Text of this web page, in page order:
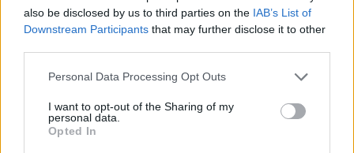
also be disclosed by us to third parties on the IAB’s List of
Downstream Participants that may further disclose it to other
Personal Data Processing Opt Outs
I want to opt-out of the Sharing of my
personal data.
Opted In
By ΓΙΏΡΓΟΣ ΓΡΊΒΑΣ 4 ημέρες ago
Η Vodafone στηρίζει τους συνδρομητές της στο